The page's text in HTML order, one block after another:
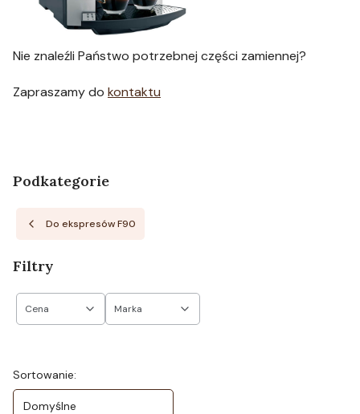
Nie znaleźli Państwo potrzebnej części zamiennej?
Zapraszamy do kontaktu
Podkategorie
Do ekspresów F90
Filtry
Cena Marka
Lista produktów
Sortowanie:
Domyślne